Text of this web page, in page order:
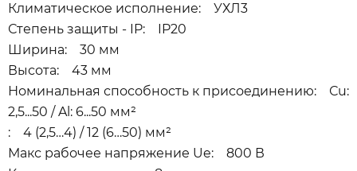
Климатическое исполнение: УХЛ3
Степень защиты - IP: IP20
Ширина: 30 мм
Высота: 43 мм
Номинальная способность к присоединению: Сu:
2,5...50 / Al: 6...50 мм²
: 4 (2,5…4) / 12 (6…50) мм²
Макс рабочее напряжение Ue: 800 В